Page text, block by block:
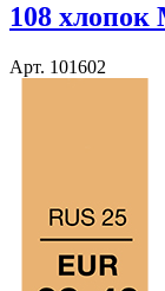
108 хлопок
Арт. 101602